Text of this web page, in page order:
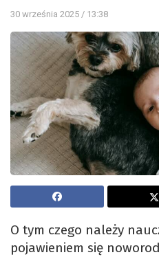
30 września 2025 / 13:38
O tym czego należy
pojawieniem się